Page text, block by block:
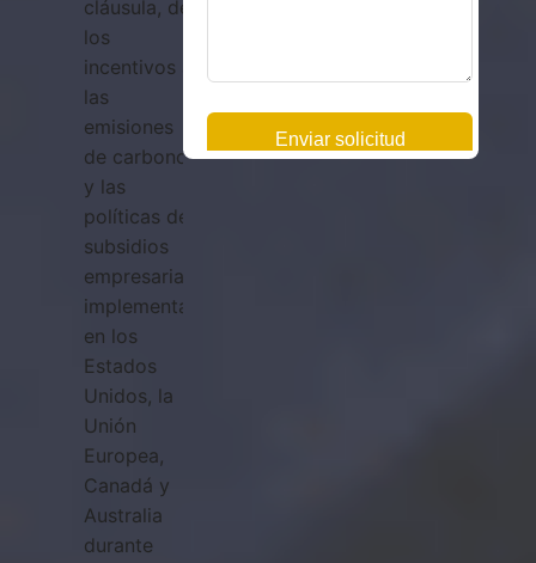
cláusula, de
los
incentivos a
las
emisiones
de carbono
y las
políticas de
subsidios
empresariales
implementadas
en los
Estados
Unidos, la
Unión
Europea,
Canadá y
Australia
durante